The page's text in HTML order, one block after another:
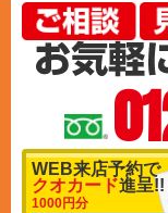
WEB来店予約で
クオカード進呈!!
1000円分